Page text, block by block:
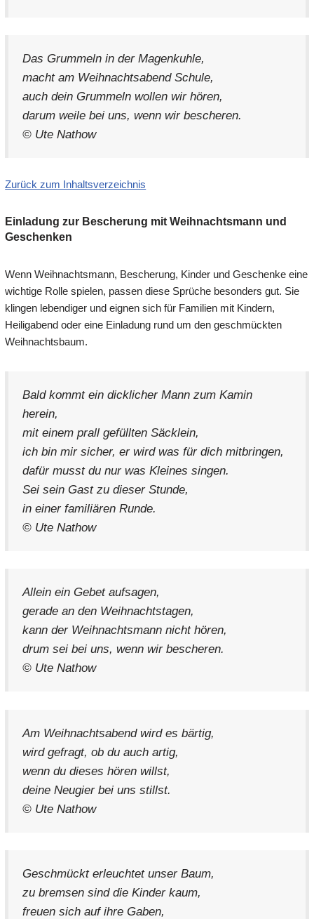
Das Grummeln in der Magenkuhle,
macht am Weihnachtsabend Schule,
auch dein Grummeln wollen wir hören,
darum weile bei uns, wenn wir bescheren.
© Ute Nathow
Zurück zum Inhaltsverzeichnis
Einladung zur Bescherung mit Weihnachtsmann und
Geschenken
Wenn Weihnachtsmann, Bescherung, Kinder und Geschenke eine
wichtige Rolle spielen, passen diese Sprüche besonders gut. Sie
klingen lebendiger und eignen sich für Familien mit Kindern,
Heiligabend oder eine Einladung rund um den geschmückten
Weihnachtsbaum.
Bald kommt ein dicklicher Mann zum Kamin
herein,
mit einem prall gefüllten Säcklein,
ich bin mir sicher, er wird was für dich mitbringen,
dafür musst du nur was Kleines singen.
Sei sein Gast zu dieser Stunde,
in einer familiären Runde.
© Ute Nathow
Allein ein Gebet aufsagen,
gerade an den Weihnachtstagen,
kann der Weihnachtsmann nicht hören,
drum sei bei uns, wenn wir bescheren.
© Ute Nathow
Am Weihnachtsabend wird es bärtig,
wird gefragt, ob du auch artig,
wenn du dieses hören willst,
deine Neugier bei uns stillst.
© Ute Nathow
Geschmückt erleuchtet unser Baum,
zu bremsen sind die Kinder kaum,
freuen sich auf ihre Gaben,